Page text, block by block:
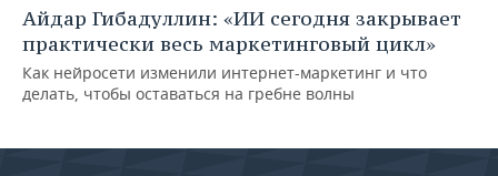
Айдар Гибадуллин: «ИИ сегодня закрывает
практически весь маркетинговый цикл»
Как нейросети изменили интернет-маркетинг и что
делать, чтобы оставаться на гребне волны